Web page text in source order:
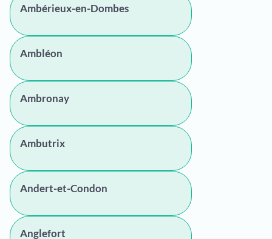
Ambérieux-en-Dombes
Ambléon
Ambronay
Ambutrix
Andert-et-Condon
Anglefort